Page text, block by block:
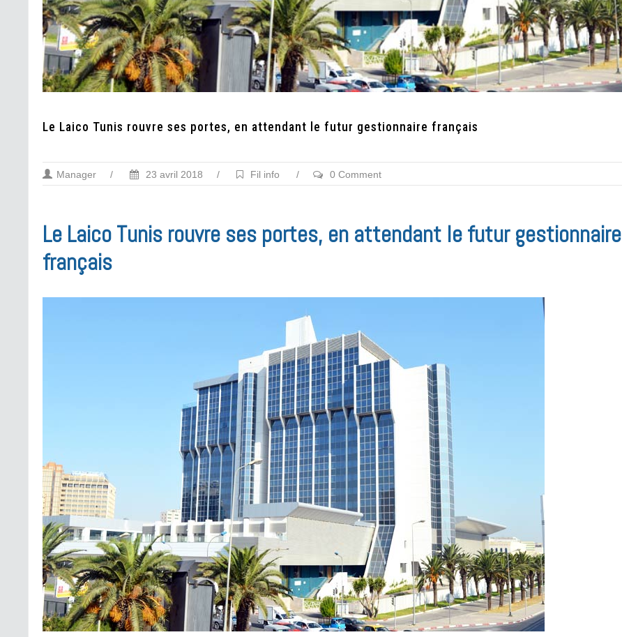
Le Laico Tunis rouvre ses portes, en attendant le futur gestionnaire français
Manager / 23 avril 2018 / Fil info / 0 Comment
Le Laico Tunis rouvre ses portes, en attendant le futur gestionnaire
français